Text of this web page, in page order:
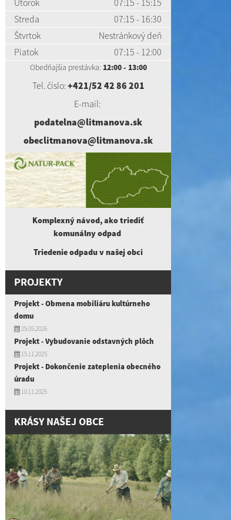
Utorok
07:15 - 15:15
Streda
07:15 - 16:30
Štvrtok
Nestránkový deň
Piatok
07:15 - 12:00
Obedňajšia prestávka: 12:00 - 13:00
Tel. číslo:+421/52 42 86 201
E-mail:
podatelna@litmanova.sk
obeclitmanova@litmanova.sk
Komplexný návod, ako triediť
komunálnyodpad
Triedenie odpadu v našej obci
PROJEKTY
Projekt - Obmena mobiliáru kultúrneho
domu
25.05.2026
Projekt - Vybudovanie odstavných plôch
15.11.2025
Projekt - Dokončenie zateplenia obecného
úradu
10.11.2025
KRÁSY NAŠEJ OBCE